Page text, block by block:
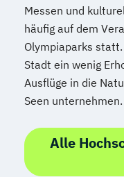
Messen und
häufig auf dem
Olympiaparks
Stadt ein wenig
Ausflüge in die
Seen unternehmen.
Alle